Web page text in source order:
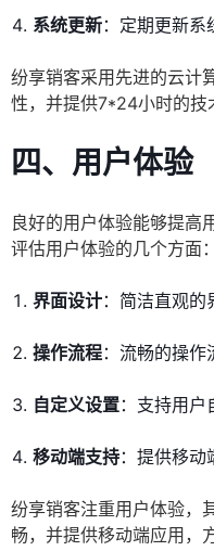
系统更新：定期更新系
纷享销客采用先进的云计
性，并提供7*24小时的技
四、用户体验
良好的用户体验能够提高
评估用户体验的几个方面：
界面设计：简洁直观的
操作流程：流畅的操作
自定义设置：支持用户
移动端支持：提供移动
纷享销客注重用户体验，
畅，并提供移动端应用，